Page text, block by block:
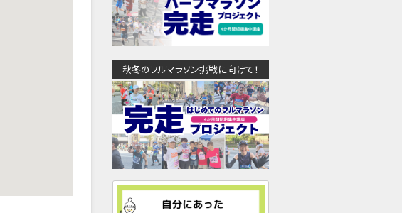
秋冬のフルマラソン挑戦に向けて！